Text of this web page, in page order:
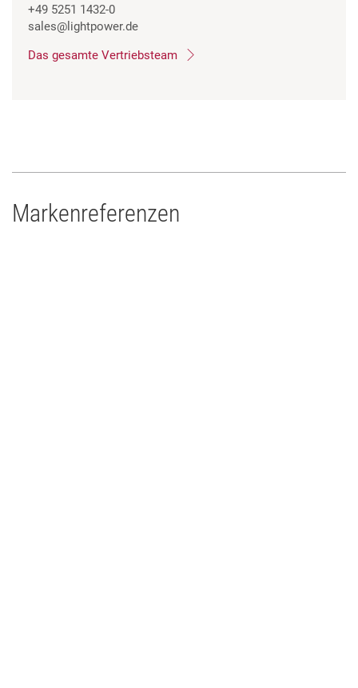
+49 5251 1432-0
sales@lightpower.de
Das gesamte Vertriebsteam
Markenreferenzen